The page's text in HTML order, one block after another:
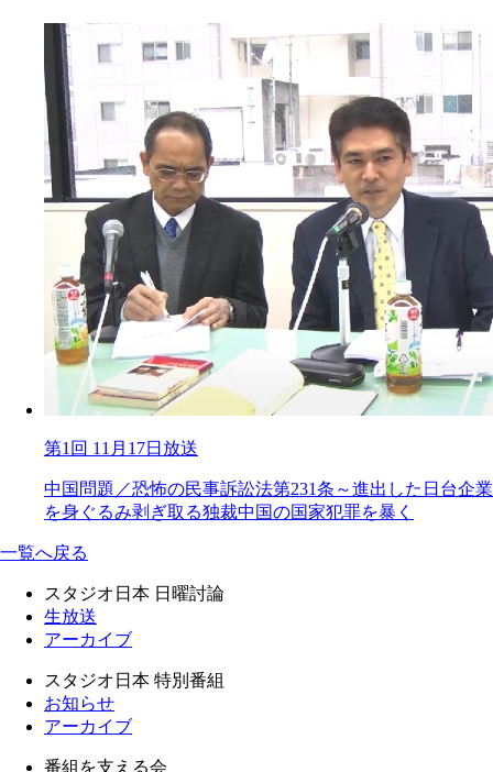
第1回 11月17日放送
中国問題／恐怖の民事訴訟法第231条～進出した日台企業
を身ぐるみ剥ぎ取る独裁中国の国家犯罪を暴く
一覧へ戻る
スタジオ日本 日曜討論
生放送
アーカイブ
スタジオ日本 特別番組
お知らせ
アーカイブ
番組を支える会